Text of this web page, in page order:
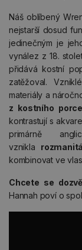
Náš oblíbený
nejstarší dosud
jedinečným je
vynález z 18.
přidává kostní
zatěžoval.
materiály a
z kostního
kontrastují s
primárně
vznikla
kombinovat ve
Chcete se
Hannah poví o